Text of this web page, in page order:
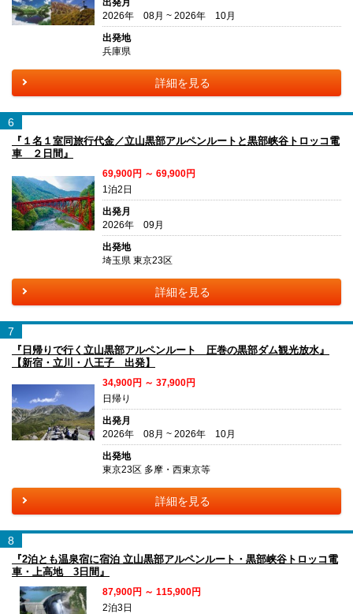
出発月
2026年 08月 ~ 2026年 10月
出発地
兵庫県
詳細を見る
6
『１名１室同旅行代金／立山黒部アルペンルートと黒部峡谷トロッコ電
車 ２日間』
69,900円 ～ 69,900円
1泊2日
出発月
2026年 09月
出発地
埼玉県 東京23区
詳細を見る
7
『日帰りで行く立山黒部アルペンルート 圧巻の黒部ダム観光放水』
【新宿・立川・八王子 出発】
34,900円 ～ 37,900円
日帰り
出発月
2026年 08月 ~ 2026年 10月
出発地
東京23区 多摩・西東京等
詳細を見る
8
『2泊とも温泉宿に宿泊 立山黒部アルペンルート・黒部峡谷トロッコ電
車・上高地 3日間』
87,900円 ～ 115,900円
2泊3日